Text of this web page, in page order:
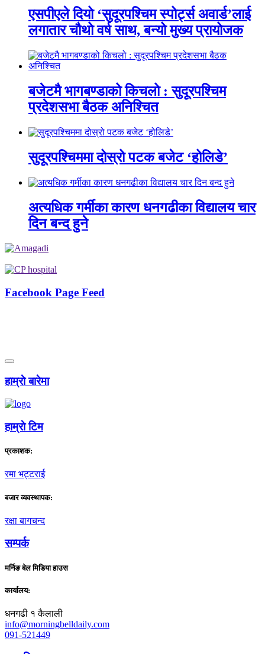
एसपीएले दियो ‘सुदूरपश्चिम स्पोर्ट्स अवार्ड’लाई
लगातार चौथो वर्ष साथ, बन्यो मुख्य प्रायोजक
बजेटमै भागबण्डाको किचलो : सुदूरपश्चिम
प्रदेशसभा बैठक अनिश्चित
सुदूरपश्चिममा दोस्रो पटक बजेट ‘होलिडे’
अत्यधिक गर्मीका कारण धनगढीका विद्यालय चार
दिन बन्द हुने
Facebook Page Feed
हाम्राे बारेमा
हाम्राे टिम
प्रकाशक:
रमा भट्टराई
बजार व्यवस्थापक:
रक्षा बागचन्द
सम्पर्क
मर्निङ बेल मिडिया हाउस
कार्यालय:
धनगढी १ कैलाली
info@morningbelldaily.com
091-521449